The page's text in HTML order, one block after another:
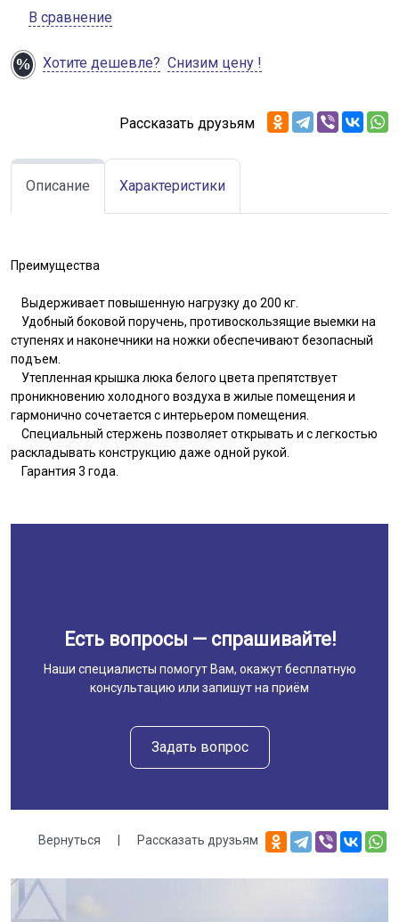
В сравнение
Хотите дешевле? Снизим цену !
Рассказать друзьям
Описание Характеристики
Преимущества
Выдерживает повышенную нагрузку до 200 кг.
Удобный боковой поручень, противоскользящие выемки на
ступенях и наконечники на ножки обеспечивают безопасный
подъем.
Утепленная крышка люка белого цвета препятствует
проникновению холодного воздуха в жилые помещения и
гармонично сочетается с интерьером помещения.
Специальный стержень позволяет открывать и с легкостью
раскладывать конструкцию даже одной рукой.
Гарантия 3 года.
Есть вопросы — спрашивайте!
Наши специалисты помогут Вам, окажут бесплатную
консультацию или запишут на приём
Задать вопрос
Вернуться | Рассказать друзьям
Галерея